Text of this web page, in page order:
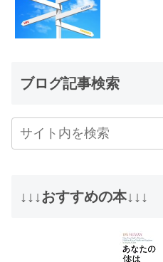
ブログ記事検索
↓↓↓おすすめの本↓↓↓